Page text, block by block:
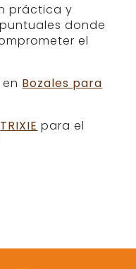
práctica y
donde
el
Bozales para
TRIXIE para el